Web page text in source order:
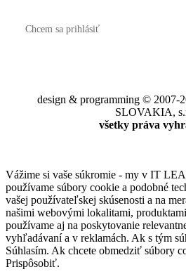
Chcem sa prihlásiť
design & programming ©
SLOVAKIA,
všetky práva
Vážime si vaše súkromie - my v IT
používame súbory cookie a podobné
vašej používateľskej skúsenosti a na
našimi webovými lokalitami,
používame aj na poskytovanie
vyhľadávaní a v reklamách. Ak s tým
Súhlasím. Ak chcete obmedziť súbory
Prispôsobiť.